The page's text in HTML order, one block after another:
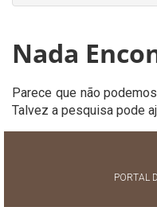
Nada
Parece que não
Talvez a pesquisa pode
PORTAL